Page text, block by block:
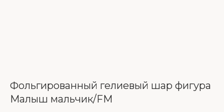
Фольгированный гелиевый шар фигура
Малыш мальчик/FM